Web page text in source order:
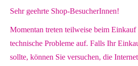
Sehr geehrte Shop-BesucherInnen!
Momentan treten teilweise beim Einkauf
technische Probleme auf. Falls Ihr
sollte, können Sie versuchen, die